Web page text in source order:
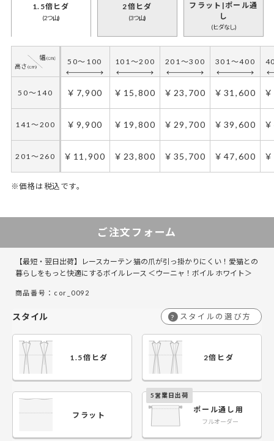
1.5倍ヒダ
(2つ山)
50～100 101～200 201～300 301～400
50～140 ￥7,900 ￥15,800 ￥23,700 ￥31,600
141～200 ￥9,900 ￥19,800 ￥29,700 ￥39,600
201～260 ￥11,900 ￥23,800 ￥35,700 ￥47,600
※価格は税込です。
2倍ヒダ
(3つ山)
141～200 ￥14,850 ￥29,700 ￥44,550 ￥59,400
フラット|ポール通
し
(ヒダなし)
141～200 ￥9,900 ￥19,800 ￥29,700 ￥39,600
ご注文フォーム
【最短・翌日出荷】レースカーテン 猫の爪が引っ掛かりにくい！愛猫との
暮らしをもっと快適にするボイルレース ＜ウーニャ！ボイル ホワイト＞
商品番号：cor_0092
スタイル ? スタイルの選び方
1.5倍ヒダ 2倍ヒダ
フラット
ポール通し用
フルオーダー